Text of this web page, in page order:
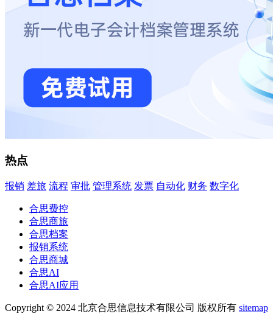
热点
报销 差旅 流程 审批 管理系统 发票 自动化 财务 数字化
合思费控
合思商旅
合思档案
报销系统
合思商城
合思AI
合思AI应用
Copyright © 2024 北京合思信息技术有限公司 版权所有 sitemap